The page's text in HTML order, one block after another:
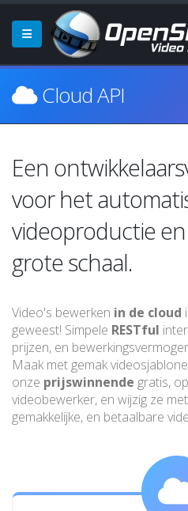
Cloud API
Een
voor het
videoproductie
grote schaal.
Video's bewerken in de cloud
geweest! Simpele RESTful
prijzen, en
Maak met gemak
onze prijswinnende gratis,
videobewerker, en wijzig ze
gemakkelijke, en betaalbare